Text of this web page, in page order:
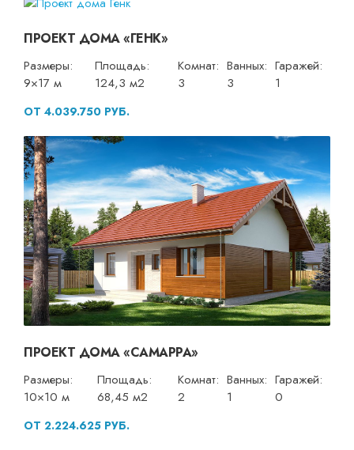
ПРОЕКТ ДОМА «ГЕНК»
Размеры:
9×17 м
Площадь:
124,3 м2
Комнат:
3
Ванных:
3
Гаражей:
1
ОТ 4.039.750 РУБ.
ПРОЕКТ ДОМА «САМАРРА»
Размеры:
10×10 м
Площадь:
68,45 м2
Комнат:
2
Ванных:
1
Гаражей:
0
ОТ 2.224.625 РУБ.